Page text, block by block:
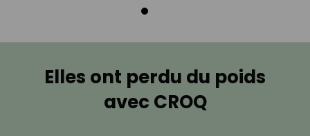
Elles ont perdu du poids
avec CROQ